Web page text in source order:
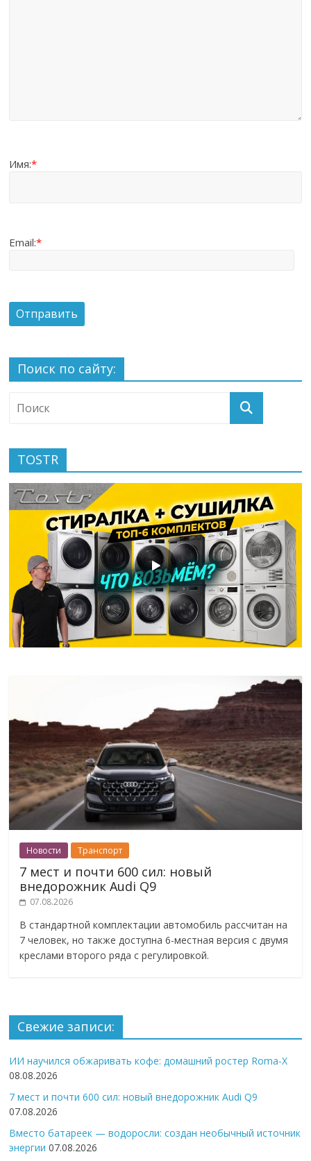
Имя:*
Email:*
Поиск по сайту:
TOSTR
Новости Транспорт
7 мест и почти 600 сил: новый
внедорожник Audi Q9
07.08.2026
В стандартной комплектации автомобиль рассчитан на
7 человек, но также доступна 6-местная версия с двумя
креслами второго ряда с регулировкой.
Свежие записи:
ИИ научился обжаривать кофе: домашний ростер Roma-X
08.08.2026
7 мест и почти 600 сил: новый внедорожник Audi Q9
07.08.2026
Вместо батареек — водоросли: создан необычный источник
энергии 07.08.2026